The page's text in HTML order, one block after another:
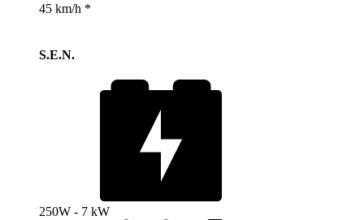
45 km/h *
S.E.N.
250W - 7 kW